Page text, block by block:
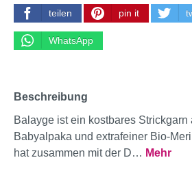
teilen pin it
WhatsApp
Beschreibung
Balayge ist ein kostbares Strickgarn
Babyalpaka und extrafeiner Bio-
hat zusammen mit der D… Mehr